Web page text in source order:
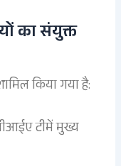
का संयुक्त
किया गया है:
टीमें मुख्य